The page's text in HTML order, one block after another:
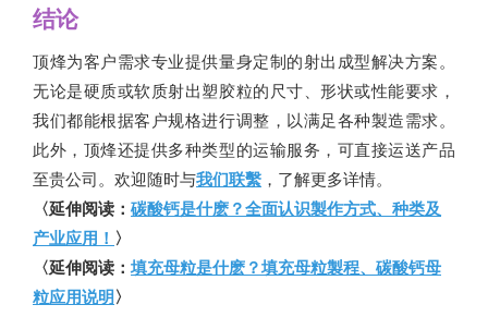
结论
顶烽为客户需求专业提供量身定制的射出成型解决方案。
无论是硬质或软质射出塑胶粒的尺寸、形状或性能要求，
我们都能根据客户规格进行调整，以满足各种製造需求。
此外，顶烽还提供多种类型的运输服务，可直接运送产品
至贵公司。欢迎随时与我们联繫 ，了解更多详情。
〈延伸阅读： 碳酸钙是什麽？全面认识製作方式、种类及
产业应用！ 〉
〈延伸阅读： 填充母粒是什麽？填充母粒製程、碳酸钙母
粒应用说明〉